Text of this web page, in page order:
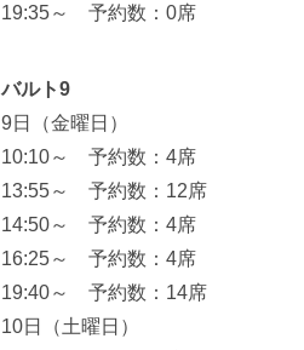
19:35～ 予約数：0席
バルト9
9日（金曜日）
10:10～ 予約数：4席
13:55～ 予約数：12席
14:50～ 予約数：4席
16:25～ 予約数：4席
19:40～ 予約数：14席
10日（土曜日）